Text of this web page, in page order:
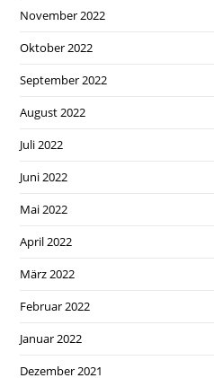
November 2022
Oktober 2022
September 2022
August 2022
Juli 2022
Juni 2022
Mai 2022
April 2022
März 2022
Februar 2022
Januar 2022
Dezember 2021